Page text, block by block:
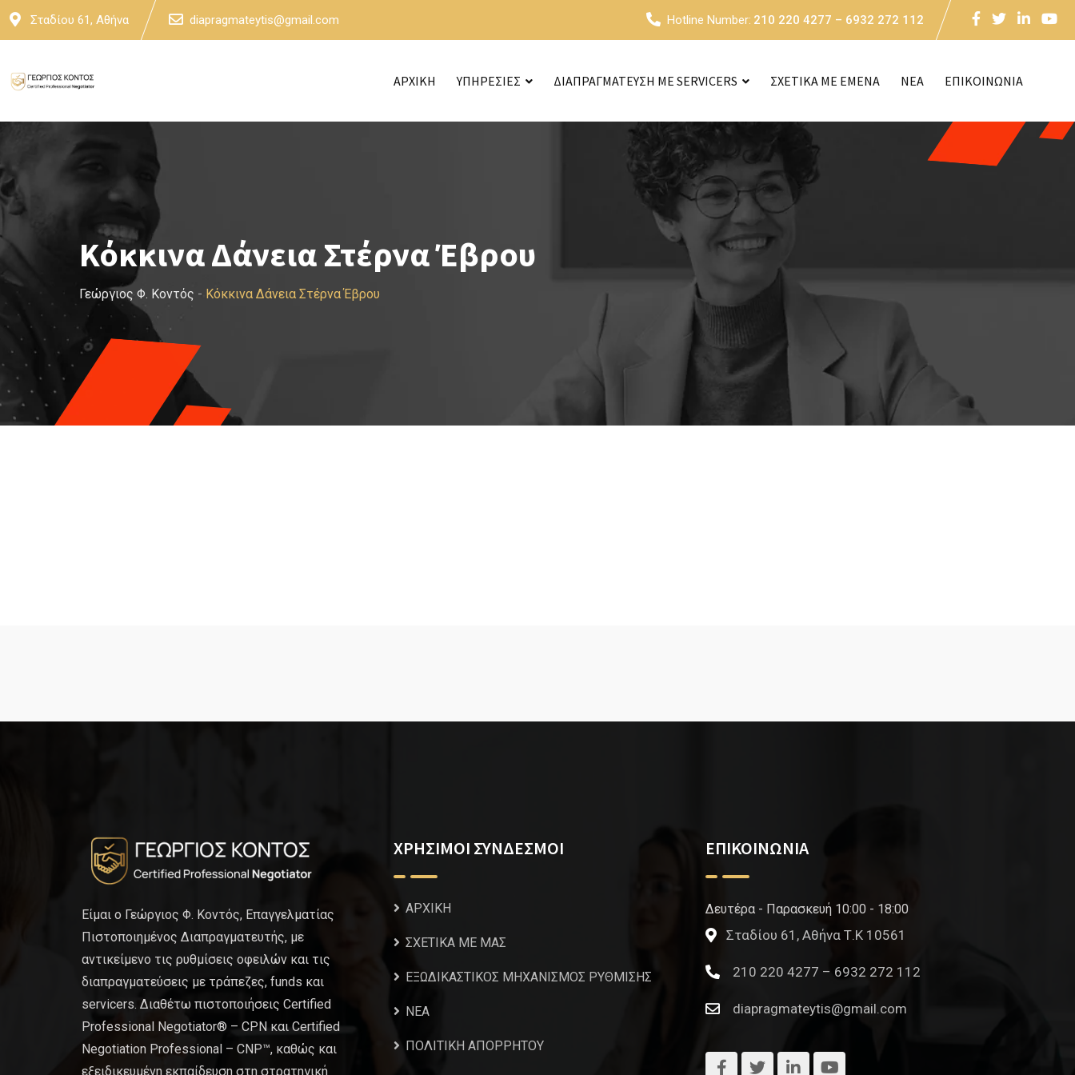
Skip
Σταδίου 61, Αθήνα diapragmateytis@gmail.com Hotline Number: 210 220 4277 – 6932 272 112
ΑΡΧΙΚΗ ΥΠΗΡΕΣΙΕΣ ΔΙΑΠΡΑΓΜΑΤΕΥΣΗ ΜΕ SERVICERS ΣΧΕΤΙΚΑ ΜΕ ΕΜΕΝΑ NEA ΕΠΙΚΟΙΝΩΝΙΑ
Κόκκινα Δάνεια Στέρνα Έβρου
Γεώργιος Φ. Κοντός - Κόκκινα Δάνεια Στέρνα Έβρου
Είμαι ο Γεώργιος Φ. Κοντός, Επαγγελματίας
Πιστοποιημένος Διαπραγματευτής, με
αντικείμενο τις ρυθμίσεις οφειλών και τις
διαπραγματεύσεις με τράπεζες, funds και
servicers. Διαθέτω πιστοποιήσεις Certified
Professional Negotiator® – CPN και Certified
Negotiation Professional – CNP™, καθώς και
εξειδικευμένη εκπαίδευση στη στρατηγική
ΧΡΗΣΙΜΟΙ ΣΥΝΔΕΣΜΟΙ
ΑΡΧΙΚΗ
ΣΧΕΤΙΚΑ ΜΕ ΜΑΣ
ΕΞΩΔΙΚΑΣΤΙΚΟΣ ΜΗΧΑΝΙΣΜΟΣ ΡΥΘΜΙΣΗΣ
NEA
ΠΟΛΙΤΙΚΗ ΑΠΟΡΡΗΤΟΥ
ΕΠΙΚΟΙΝΩΝΙΑ
Δευτέρα - Παρασκευή 10:00 - 18:00
Σταδίου 61, Αθήνα Τ.Κ 10561
210 220 4277 – 6932 272 112
diapragmateytis@gmail.com